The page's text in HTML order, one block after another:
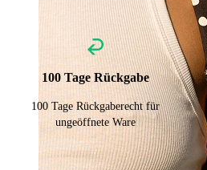
100 Tage Rückgabe
100 Tage Rückgaberecht für
ungeöffnete Ware